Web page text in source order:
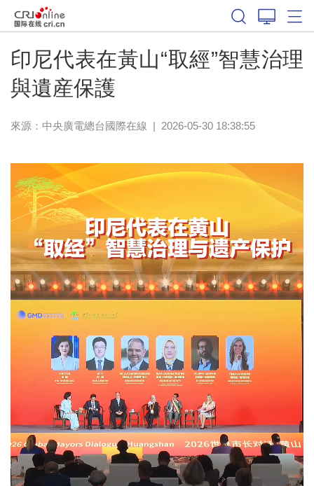
印尼代表在黃山“取經”智慧治理
與遺産保護
來源：中央廣電總台國際在線 | 2026-05-30 18:38:55